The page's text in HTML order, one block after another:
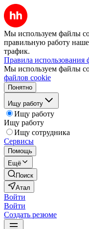
Мы используем файлы
правильную работу
трафик.
Правила использования
Мы используем файлы
файлов cookie
Понятно
Ищу работу
Ищу работу
Ищу работу
Ищу сотрудника
Сервисы
Помощь
Ещё
Поиск
Атал
Войти
Войти
Создать резюме